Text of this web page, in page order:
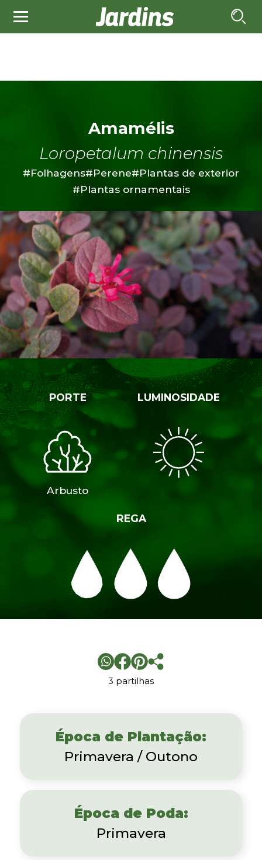
Amamélis
Loropetalum chinensis
#Folhagens#Perene#Plantas de exterior
#Plantas ornamentais
PORTE
Arbusto
LUMINOSIDADE
REGA
3 partilhas
Época de Plantação:
Primavera / Outono
Época de Poda:
Primavera